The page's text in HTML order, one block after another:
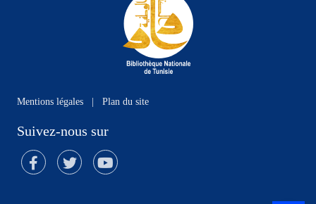
Mentions légales Plan du site
Suivez-nous sur